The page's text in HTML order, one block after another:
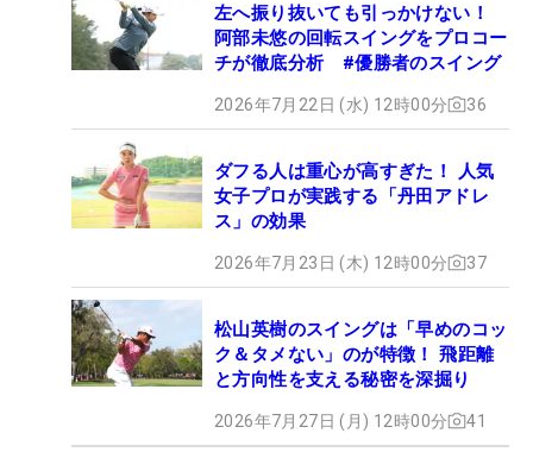
左へ振り抜いても引っかけない！
阿部未悠の回転スイングをプロコー
チが徹底分析 #優勝者のスイング
2026年7月22日 (水) 12時00分 36
ダフる人は重心が高すぎた！ 人気
女子プロが実践する「丹田アドレ
ス」の効果
2026年7月23日 (木) 12時00分 37
松山英樹のスイングは「早めのコッ
ク＆タメない」のが特徴！ 飛距離
と方向性を支える秘密を深掘り
2026年7月27日 (月) 12時00分 41